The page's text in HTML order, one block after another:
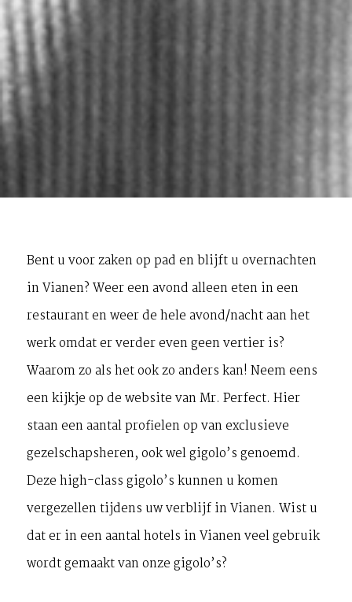
Bent u voor zaken op pad en blijft u overnachten
in Vianen? Weer een avond alleen eten in een
restaurant en weer de hele avond/nacht aan het
werk omdat er verder even geen vertier is?
Waarom zo als het ook zo anders kan! Neem eens
een kijkje op de website van Mr. Perfect. Hier
staan een aantal profielen op van exclusieve
gezelschapsheren, ook wel gigolo’s genoemd.
Deze high-class gigolo’s kunnen u komen
vergezellen tijdens uw verblijf in Vianen. Wist u
dat er in een aantal hotels in Vianen veel gebruik
wordt gemaakt van onze gigolo’s?